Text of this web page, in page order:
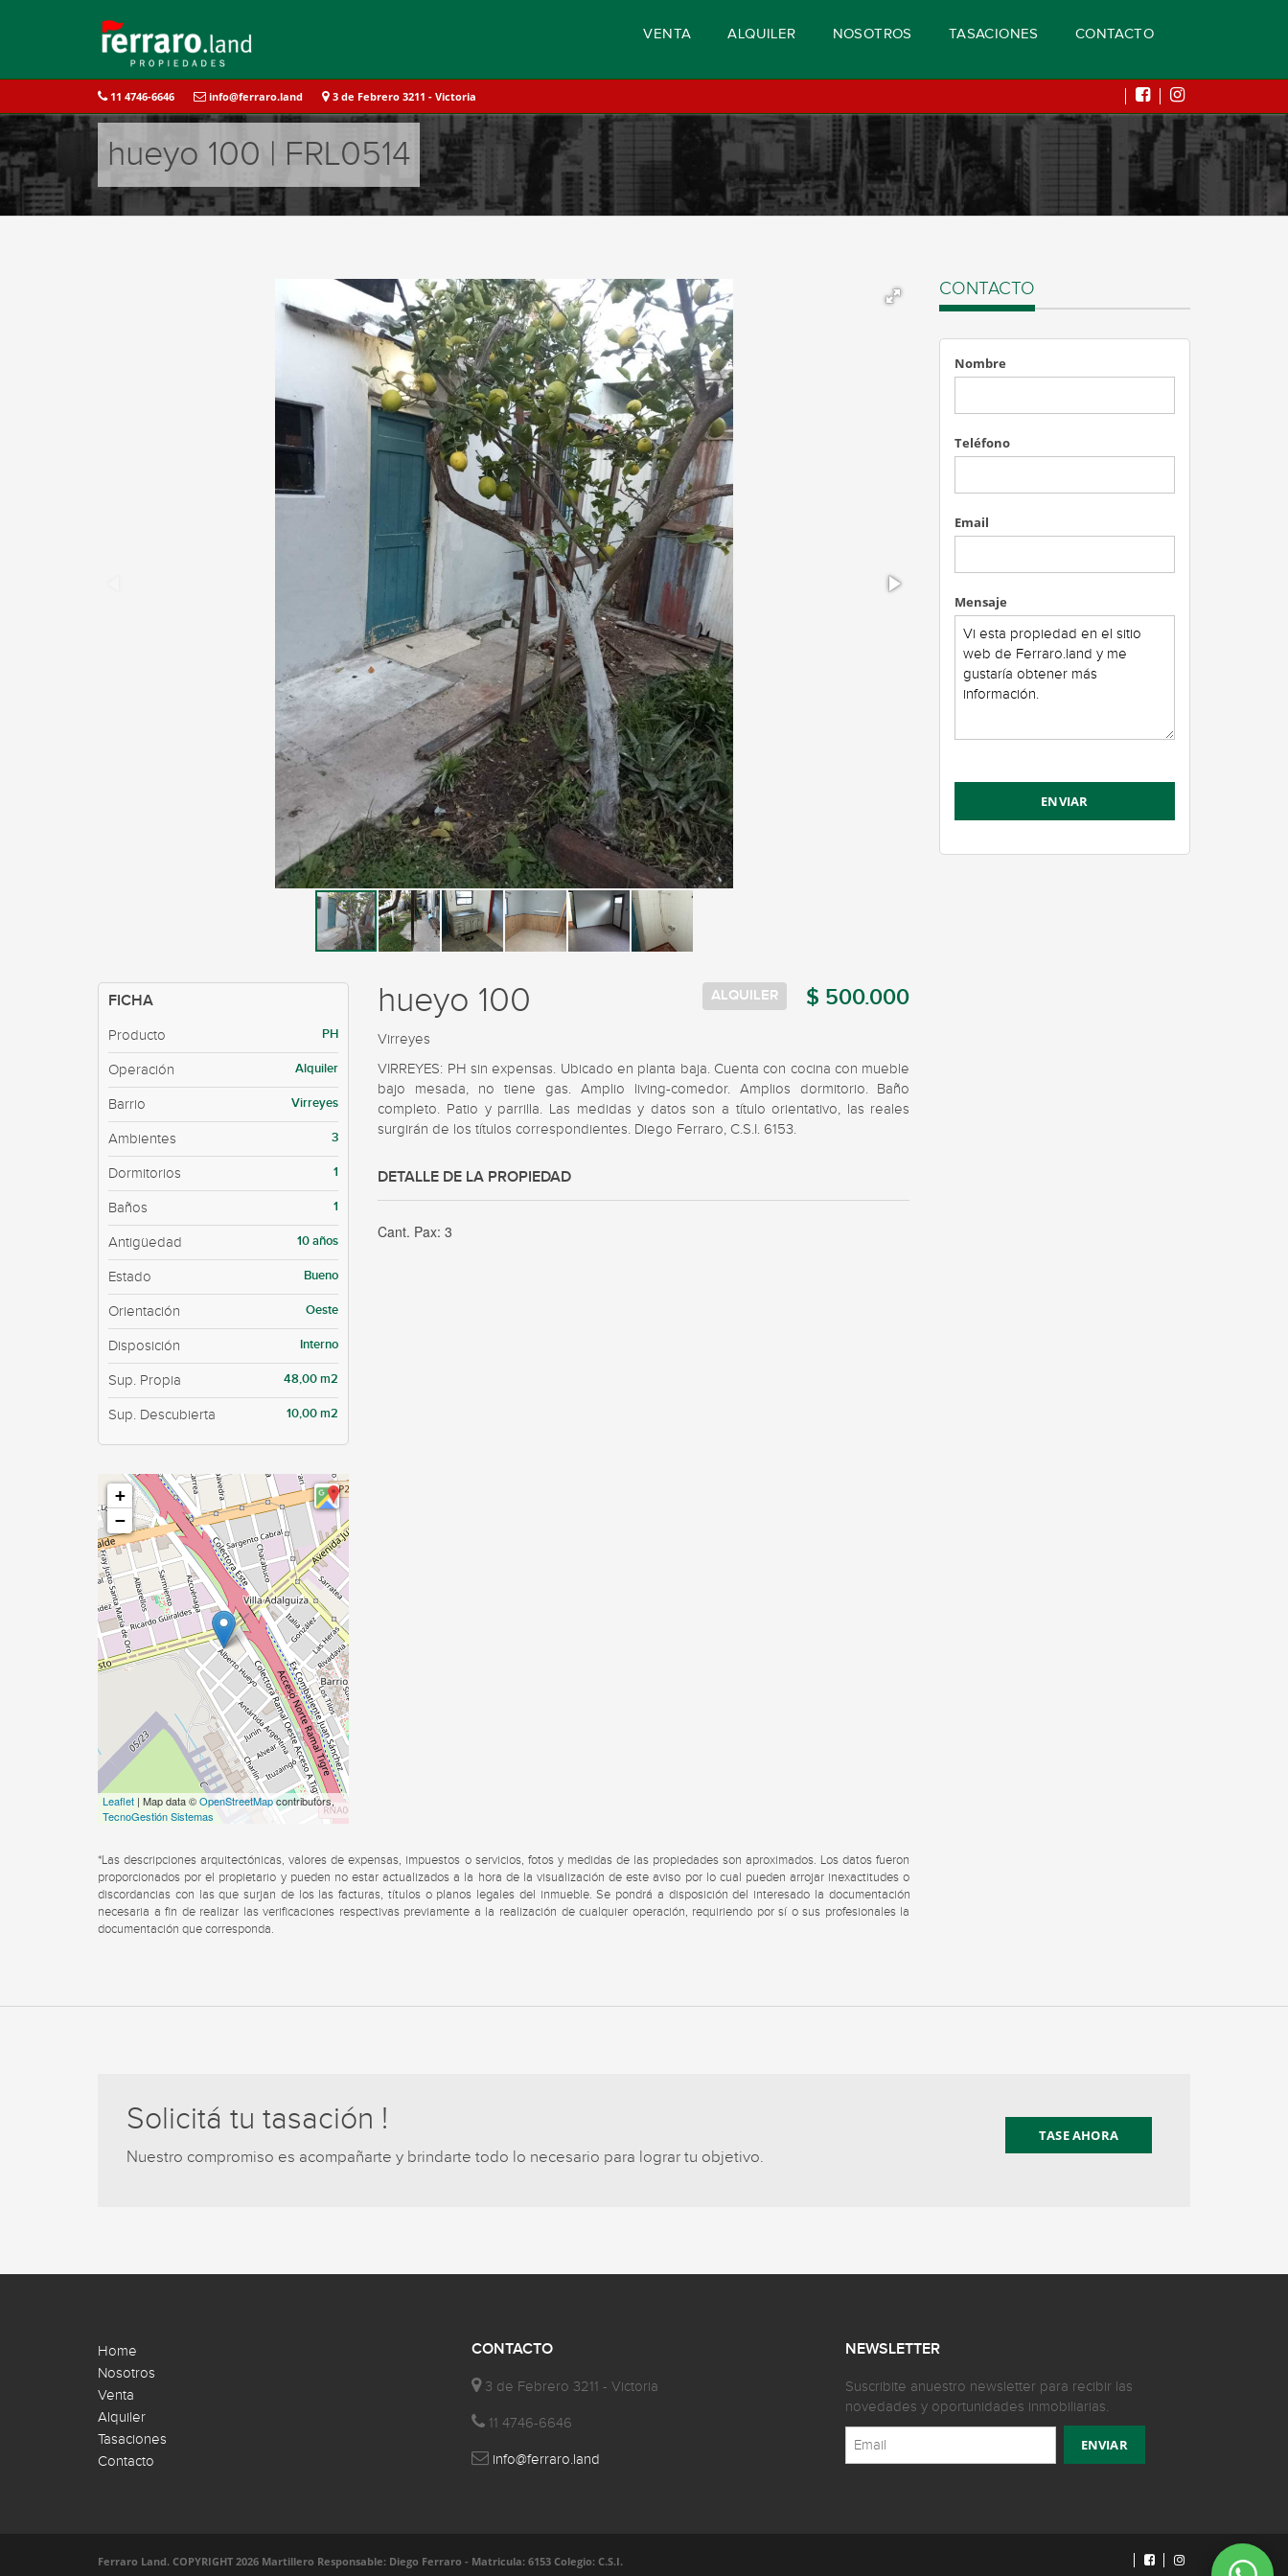
VENTA ALQUILER NOSOTROS TASACIONES CONTACTO
11 4746-6646 info@ferraro.land 3 de Febrero 3211 - Victoria
hueyo 100 | FRL0514
FICHA
Producto PH
Operación Alquiler
Barrio Virreyes
Ambientes 3
Dormitorios 1
Baños 1
Antigüedad 10 años
Estado Bueno
Orientación Oeste
Disposición Interno
Sup. Propia 48,00 m2
Sup. Descubierta 10,00 m2
+
−
Leaflet | Map data ©OpenStreetMapcontributors,
TecnoGestión Sistemas
$ 500.000
ALQUILER
hueyo 100
Virreyes
VIRREYES: PH sin expensas. Ubicado en planta baja. Cuenta con cocina con mueble
bajo mesada, no tiene gas. Amplio living-comedor. Amplios dormitorio. Baño
completo. Patio y parrilla. Las medidas y datos son a título orientativo, las reales
surgirán de los títulos correspondientes. Diego Ferraro, C.S.I. 6153.
DETALLE DE LA PROPIEDAD
Cant. Pax:3
*Las descripciones arquitectónicas, valores de expensas, impuestos o servicios, fotos y medidas de las propiedades son aproximados. Los datos fueron
proporcionados por el propietario y pueden no estar actualizados a la hora de la visualización de este aviso por lo cual pueden arrojar inexactitudes o
discordancias con las que surjan de los las facturas, títulos o planos legales del inmueble. Se pondrá a disposición del interesado la documentación
necesaria a fin de realizar las verificaciones respectivas previamente a la realización de cualquier operación, requiriendo por sí o sus profesionales la
documentación que corresponda.
CONTACTO
Nombre
Teléfono
Email
Mensaje
Solicitá tu tasación !
Nuestro compromiso es acompañarte y brindarte todo lo necesario para lograr tu objetivo.
TASE AHORA
Home
Nosotros
Venta
Alquiler
Tasaciones
Contacto
CONTACTO
3 de Febrero 3211 - Victoria
11 4746-6646
info@ferraro.land
NEWSLETTER
Suscribite anuestro newsletter para recibir las
novedades y oportunidades inmobiliarias.
Ferraro Land. COPYRIGHT 2026 Martillero Responsable: Diego Ferraro - Matricula: 6153 Colegio: C.S.I.